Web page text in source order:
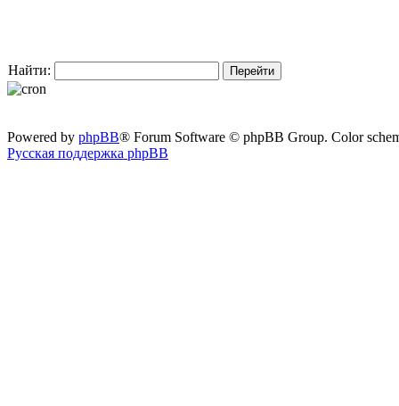
Найти:
Powered by phpBB® Forum Software © phpBB Group. Color
Русская поддержка phpBB